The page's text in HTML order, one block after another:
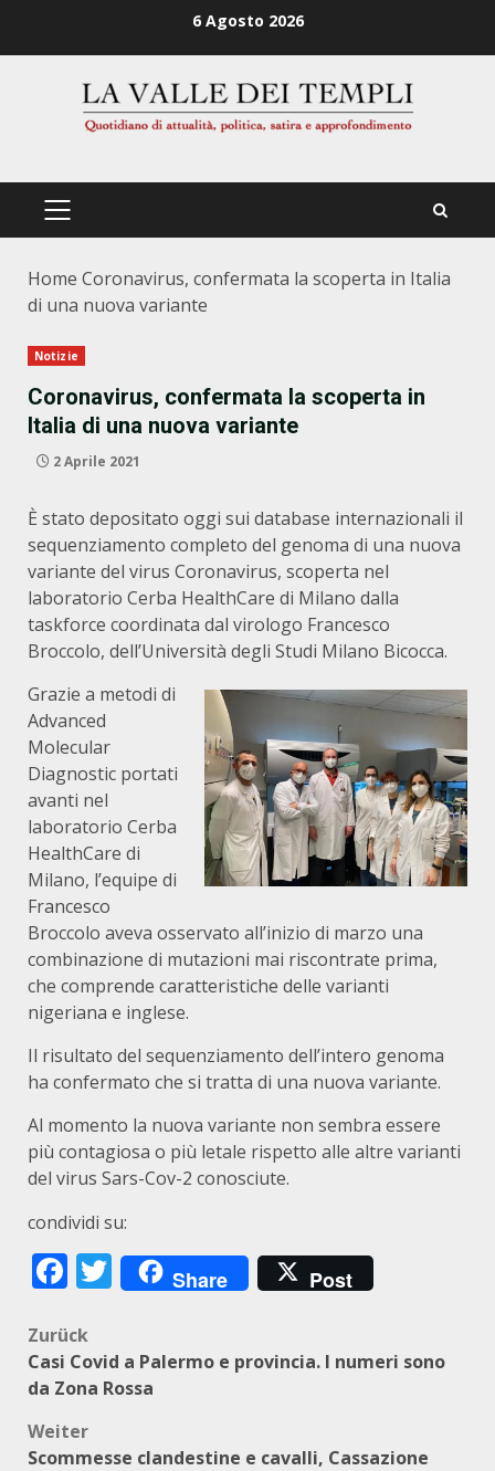
6 Agosto 2026
PRIMÄRES
Home Coronavirus, confermata la scoperta in Italia
di una nuova variante
Notizie
Coronavirus, confermata la scoperta in
Italia di una nuova variante
2 Aprile 2021
È stato depositato oggi sui database internazionali il
sequenziamento completo del genoma di una nuova
variante del virus Coronavirus, scoperta nel
laboratorio Cerba HealthCare di Milano dalla
taskforce coordinata dal virologo Francesco
Broccolo, dell’Università degli Studi Milano Bicocca.
Grazie a metodi di
Advanced
Molecular
Diagnostic portati
avanti nel
laboratorio Cerba
HealthCare di
Milano, l’equipe di
Francesco
Broccolo aveva osservato all’inizio di marzo una
combinazione di mutazioni mai riscontrate prima,
che comprende caratteristiche delle varianti
nigeriana e inglese.
Il risultato del sequenziamento dell’intero genoma
ha confermato che si tratta di una nuova variante.
Al momento la nuova variante non sembra essere
più contagiosa o più letale rispetto alle altre varianti
del virus Sars-Cov-2 conosciute.
condividi su:
Facebook
Twitter
Share Post
Beitragsnavigation
Zurück
Casi Covid a Palermo e provincia. I numeri sono
da Zona Rossa
Weiter
Scommesse clandestine e cavalli, Cassazione